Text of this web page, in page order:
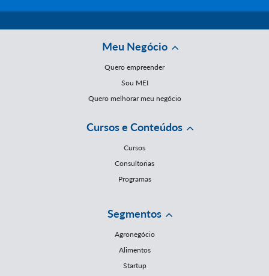
Meu Negócio
Quero empreender
Sou MEI
Quero melhorar meu negócio
Cursos e Conteúdos
Cursos
Consultorias
Programas
Segmentos
Agronegócio
Alimentos
Startup